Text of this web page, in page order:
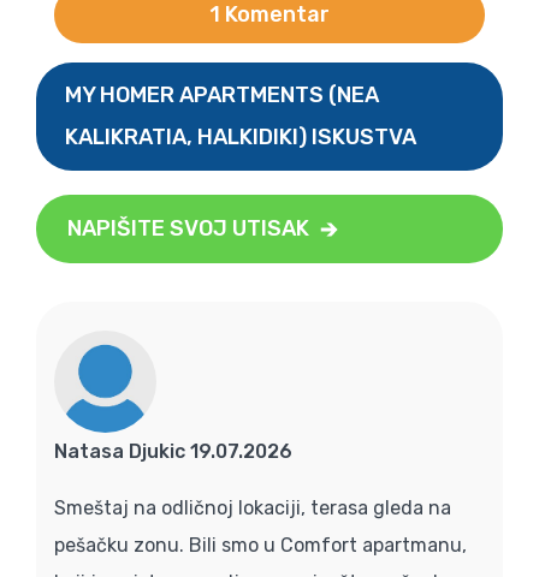
1 Komentar
MY HOMER APARTMENTS (NEA
KALIKRATIA, HALKIDIKI) ISKUSTVA
NAPIŠITE SVOJ UTISAK
Natasa Djukic 19.07.2026
Smeštaj na odličnoj lokaciji, terasa gleda na
pešačku zonu. Bili smo u Comfort apartmanu,